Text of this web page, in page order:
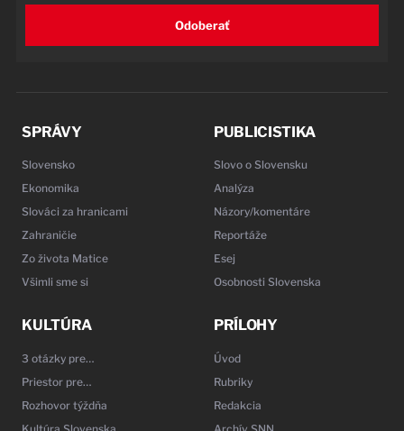
Odoberať
SPRÁVY
Slovensko
Ekonomika
Slováci za hranicami
Zahraničie
Zo života Matice
Všimli sme si
PUBLICISTIKA
Slovo o Slovensku
Analýza
Názory/komentáre
Reportáže
Esej
Osobnosti Slovenska
KULTÚRA
3 otázky pre…
Priestor pre…
Rozhovor týždňa
PRÍLOHY
Úvod
Rubriky
Redakcia